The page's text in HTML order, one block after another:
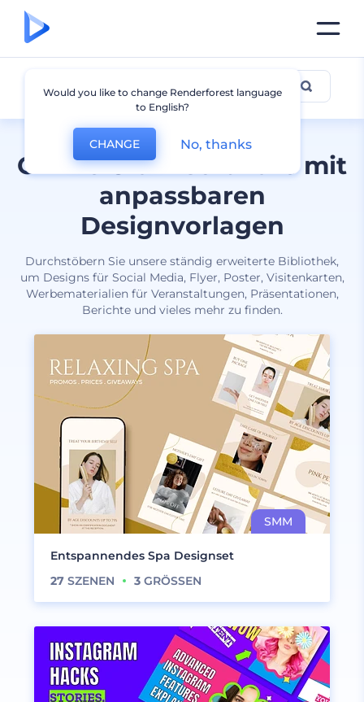
Online Grafiksoftware mit
anpassbaren
Designvorlagen
Durchstöbern Sie unsere ständig erweiterte Bibliothek,
um Designs für Social Media, Flyer, Poster, Visitenkarten,
Werbematerialien für Veranstaltungen, Präsentationen,
Berichte und vieles mehr zu finden.
Alle Designs
Entspannendes Spa Designset
27 SZENEN 3 GRÖSSEN
Would you like to change Renderforest language
to English?
CHANGE No, thanks